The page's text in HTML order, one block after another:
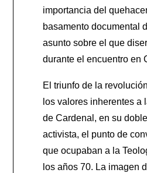
importancia del
basamento documental
asunto sobre el que
durante el encuentro en
El triunfo de la
los valores inherentes a
de Cardenal, en su
activista, el punto de
que ocupaban a la
los años 70. La imagen